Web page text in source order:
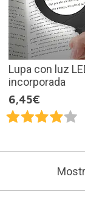
Lupa con luz
incorporada
6,45€